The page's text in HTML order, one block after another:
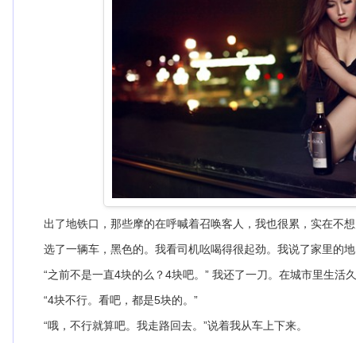
出了地铁口，那些摩的在呼喊着召唤客人，我也很累，实在不
选了一辆车，黑色的。我看司机吆喝得很起劲。我说了家里的
“之前不是一直4块的么？4块吧。” 我还了一刀。在城市里生活
“4块不行。看吧，都是5块的。”
“哦，不行就算吧。我走路回去。”说着我从车上下来。